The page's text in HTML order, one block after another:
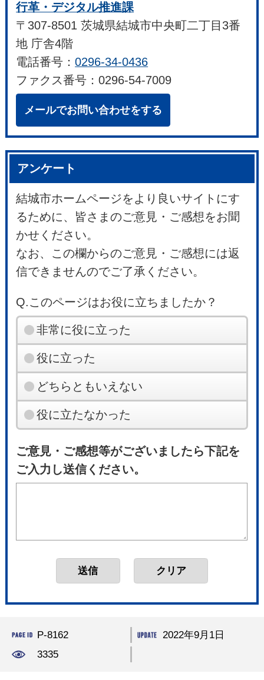
行革・デジタル推進課
〒307-8501 茨城県結城市中央町二丁目3番
地 庁舎4階
電話番号：0296-34-0436
ファクス番号：0296-54-7009
メールでお問い合わせをする
アンケート
結城市ホームページをより良いサイトにす
るために、皆さまのご意見・ご感想をお聞
かせください。
なお、この欄からのご意見・ご感想には返
信できませんのでご了承ください。
Q.このページはお役に立ちましたか？
非常に役に立った
役に立った
どちらともいえない
役に立たなかった
ご意見・ご感想等がございましたら下記を
ご入力し送信ください。
P-8162
2022年9月1日
3335